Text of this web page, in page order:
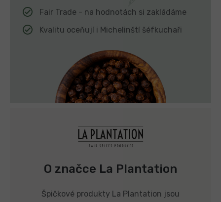
Fair Trade - na hodnotách si zakládáme
Kvalitu oceňují i Michelinští šéfkuchaři
O značce La Plantation
Špičkové produkty La Plantation jsou